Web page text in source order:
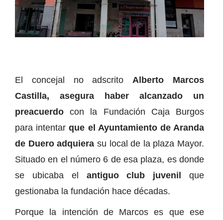
El concejal no adscrito Alberto Marcos
Castilla, asegura haber alcanzado un
preacuerdo con la Fundación Caja Burgos
para intentarque el Ayuntamiento de Aranda
de Duero adquiera su local de la plaza Mayor.
Situado en el número 6 de esa plaza, es donde
se ubicaba el antiguo club juvenil que
gestionaba la fundación hace décadas.
Porque la intención de Marcos es que ese